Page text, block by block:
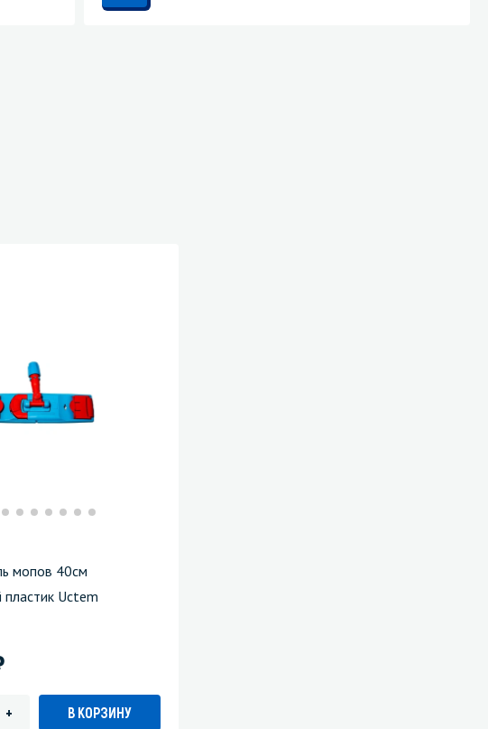
мопов 40см
пластик Uctem
+ В КОРЗИНУ